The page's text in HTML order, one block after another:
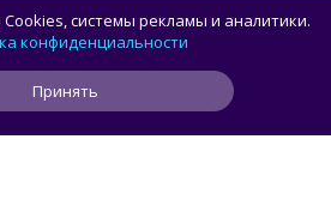
с помидорами
системы рекламы и аналитики.
конфиденциальности
Принять